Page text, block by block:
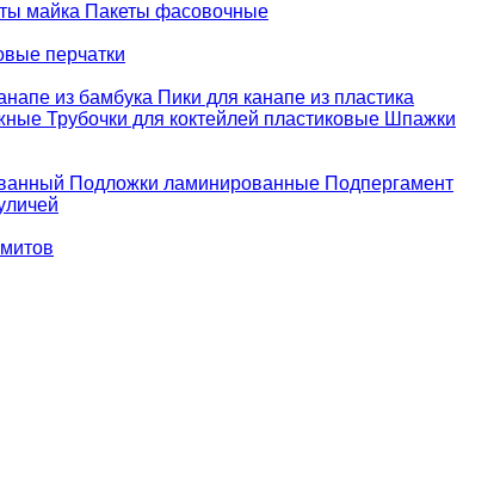
майка Пакеты фасовочные
перчатки
из бамбука Пики для канапе из пластика
Трубочки для коктейлей пластиковые Шпажки
Подложки ламинированные Подпергамент